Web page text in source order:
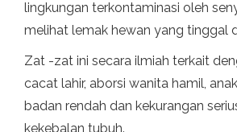
lingkungan terkontaminasi oleh
melihat lemak hewan yang tinggal
Zat -zat ini secara ilmiah terkait
cacat lahir, aborsi wanita hamil,
badan rendah dan kekurangan
kekebalan tubuh.